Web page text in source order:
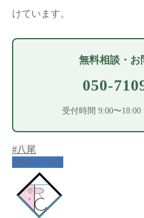
けています。
無料相談・お
050-
受付時間 9:00〜18:00
#八尾
ABOUT ME